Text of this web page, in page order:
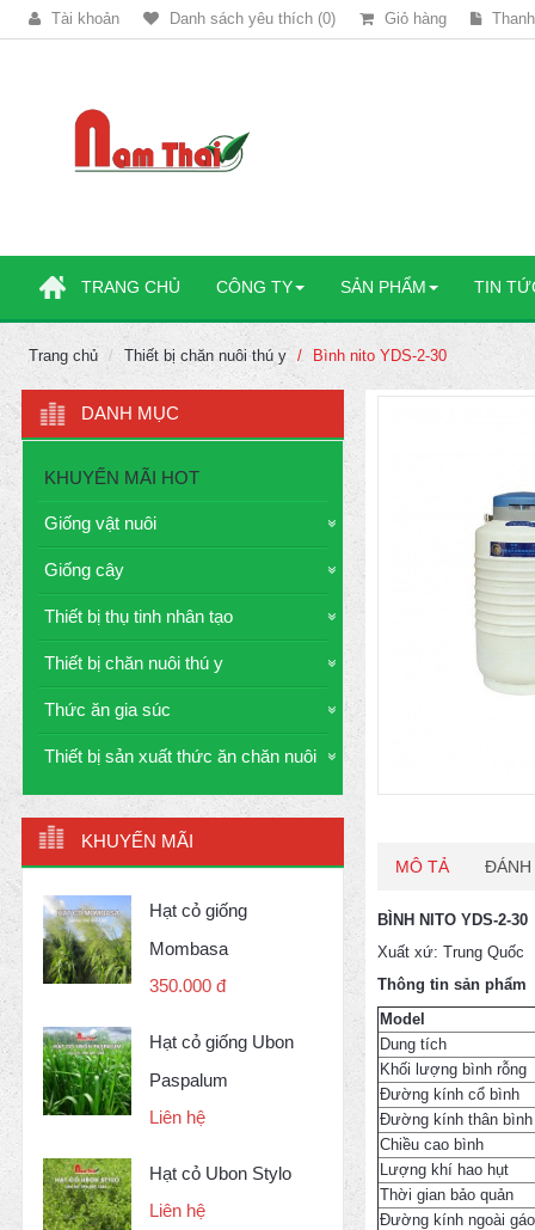
Tài khoản Danh sách yêu thích (0) Giỏ hàng
TRANG CHỦ CÔNG TY SẢN PHẨM TIN
Trang chủ Thiết bị chăn nuôi thú y Bình nito YDS-2-30
DANH MỤC
KHUYẾN MÃI HOT
Giống vật nuôi
Giống cây
Thiết bị thụ tinh nhân tạo
Thiết bị chăn nuôi thú y
Thức ăn gia súc
Thiết bị sản xuất thức ăn chăn nuôi
KHUYẾN MÃI
Hạt cỏ giống
Mombasa
350.000 đ
Hạt cỏ giống Ubon
Paspalum
Liên hệ
Hạt cỏ Ubon Stylo
Liên hệ
MÔ TẢ ĐÁNH
BÌNH NITO YDS-2-30
Xuất xứ: Trung Quốc
Thông tin sản phẩm
Model
Dung tích
Khối lượng bình rỗng
Đường kính cổ bình
Đường kính thân bình
Chiều cao bình
Lượng khí hao hụt
Thời gian bảo quản
Đường kính ngoài